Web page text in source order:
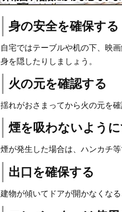
身の安全を確保する
自宅ではテーブルや机の下、映
身を隠したりしましょう。
火の元を確認する
揺れがおさまってから火の元を確
煙を吸わないよう
煙が発生した場合は、ハンカチ
出口を確保する
建物が傾いてドアが開かなくな